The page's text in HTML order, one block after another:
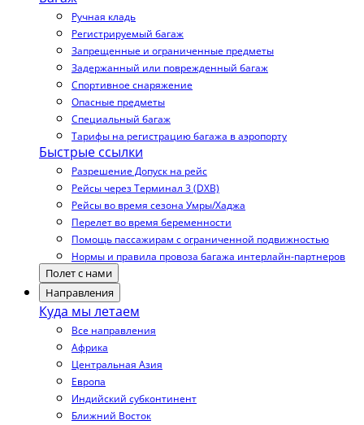
Ручная кладь
Регистрируемый багаж
Запрещенные и ограниченные предметы
Задержанный или поврежденный багаж
Спортивное снаряжение
Опасные предметы
Специальный багаж
Тарифы на регистрацию багажа в аэропорту
Быстрые ссылки
Разрешение Допуск на рейс
Рейсы через Терминал 3 (DXB)
Рейсы во время сезона Умры/Хаджа
Перелет во время беременности
Помощь пассажирам с ограниченной подвижностью
Нормы и правила провоза багажа интерлайн-партнеров
Полет с нами
Направления
Куда мы летаем
Все направления
Африка
Центральная Азия
Европа
Индийский субконтинент
Ближний Восток